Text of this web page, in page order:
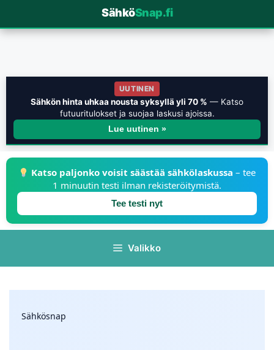
SähköSnap.fi
UUTINEN
Sähkön hinta uhkaa nousta syksyllä yli 70 % — Katso
futuuritulokset ja suojaa laskusi ajoissa.
Lue uutinen »
Katso paljonko voisit säästää sähkölaskussa – tee
1 minuutin testi ilman rekisteröitymistä.
Tee testi nyt
Valikko
Sähkösnap